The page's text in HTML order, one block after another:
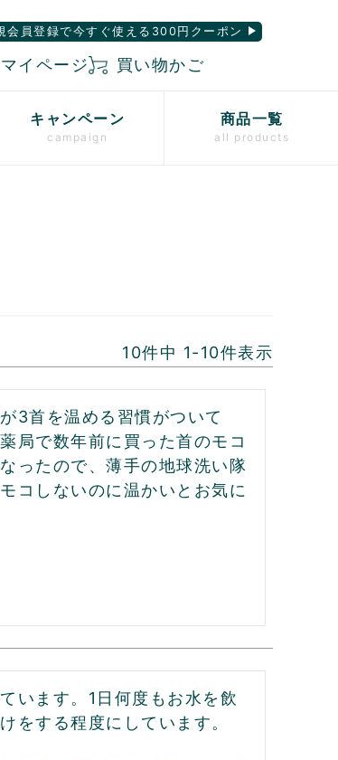
会員登録で今すぐ使える300円クーポン
マイページ 買い物かご
キャンペーン
campaign
商品一覧
all products
10件中 1-10件表示
3首を温める習慣がついて
局で数年前に買った首のモコ
ったので、薄手の地球洗い隊
コしないのに温かいとお気に
います。1日何度もお水を飲
をする程度にしています。